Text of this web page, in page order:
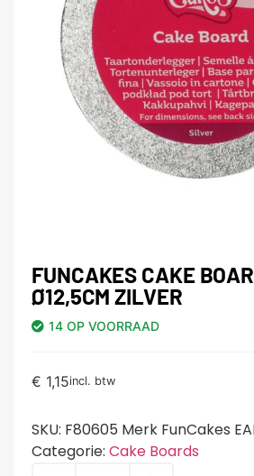
FUNCAKES CAKE
Ø12,5CM ZILVER
14 OP VOORRAAD
€ 1,15incl. btw
SKU: F80605 Merk FunCakes
Categorie: Cake Boards